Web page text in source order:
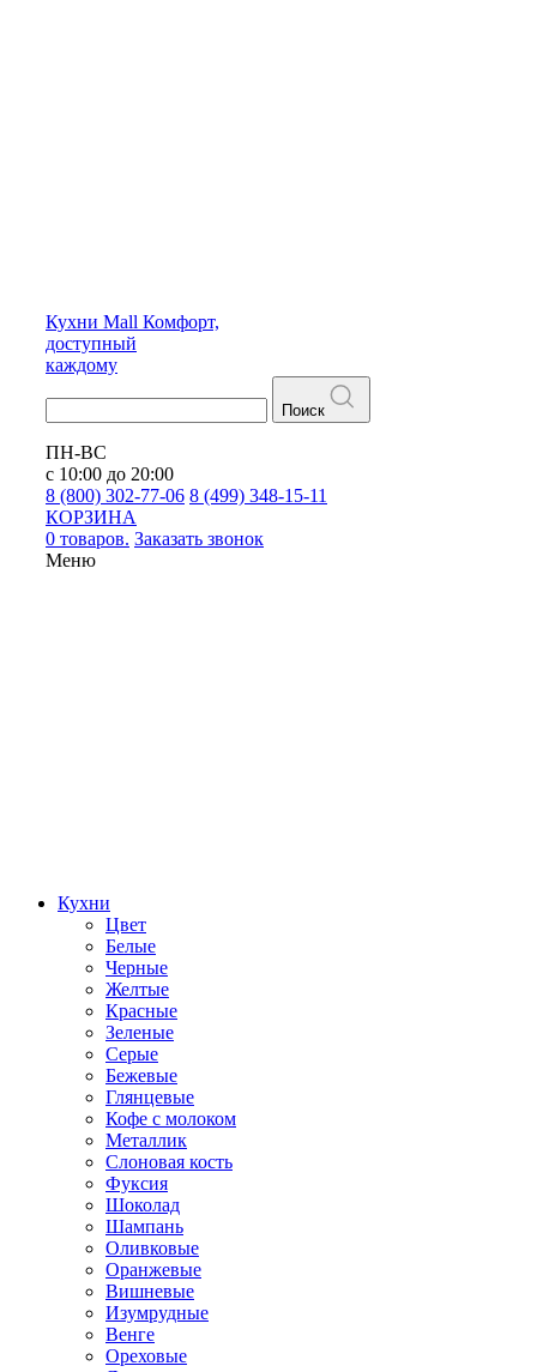
Кухни Mall Комфорт,
доступный
каждому
Поиск
ПН-ВС
с 10:00 до 20:00
8 (800) 302-77-06 8 (499) 348-15-11
КОРЗИНА
0 товаров. Заказать звонок
Меню
Кухни
Цвет
Белые
Черные
Желтые
Красные
Зеленые
Серые
Бежевые
Глянцевые
Кофе с молоком
Металлик
Слоновая кость
Фуксия
Шоколад
Шампань
Оливковые
Оранжевые
Вишневые
Изумрудные
Венге
Ореховые